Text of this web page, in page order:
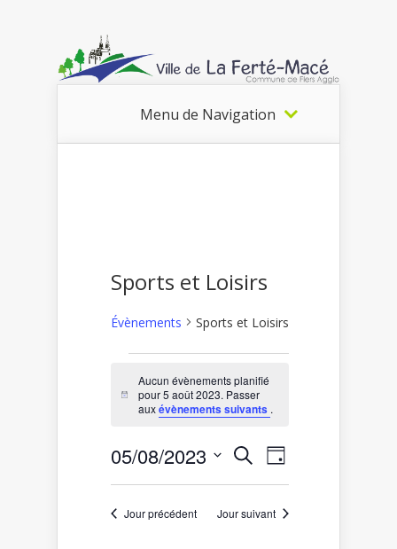
Menu de Navigation
Sports et Loisirs
Évènements Sports et Loisirs
Évènements
for
août
2023
Notice
Aucun évènements planifié
pour 5 août 2023. Passer
auxévènements suivants .
Recherche
de
RechercheNavigation
de
vues
Évènement
Jour
05/08/2023
une
date.Jour précédent Jour suivant